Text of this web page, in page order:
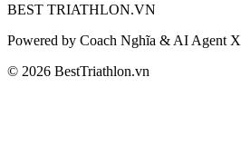
BEST TRIATHLON.VN
Powered by Coach Nghĩa & AI Agent X
© 2026 BestTriathlon.vn